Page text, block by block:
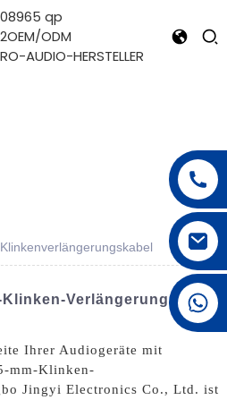
OEM/ODM
AUDIO-HERSTELLER
+1 626 623 2518
Klinken-Verlängerungskabel
Ihrer Audiogeräte mit
mm-Klinken-
Jingyi Electronics Co., Ltd. ist